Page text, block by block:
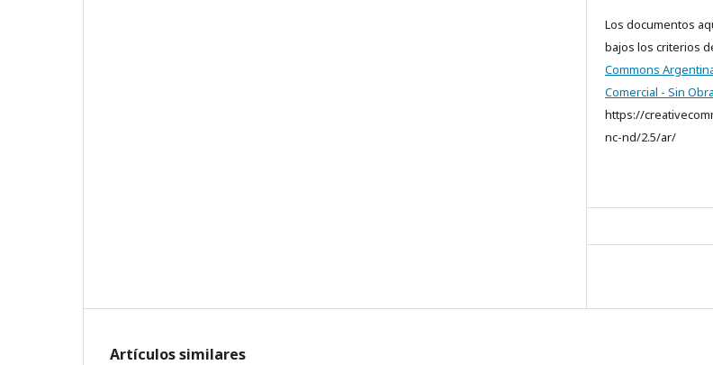
Los documentos
bajos los criterios
Commons
Comercial - Sin
https://
nc-nd/2.5/ar/
Artículos similares